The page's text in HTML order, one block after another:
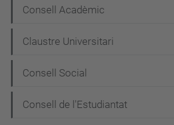
a
c
ó
Consell Acadèmic
Claustre Universitari
Consell Social
Consell de l'Estudiantat